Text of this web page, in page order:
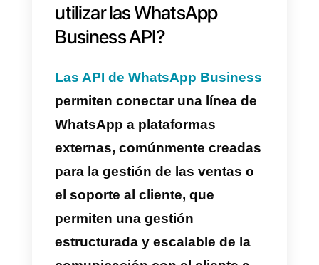
eliminada definitivamente.
WhatsApp y WhatsApp
Business?
WhatsApp Business funciona
exactamente como la versión
de WhatsApp normal, con la
diferencia de que la cuenta de